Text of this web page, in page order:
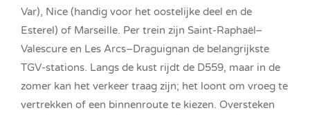
Var), Nice (handig voor het oostelijke deel en de
Esterel) of Marseille. Per trein zijn Saint-Raphaël–
Valescure en Les Arcs–Draguignan de belangrijkste
TGV-stations. Langs de kust rijdt de D559, maar in de
zomer kan het verkeer traag zijn; het loont om vroeg te
vertrekken of een binnenroute te kiezen. Oversteken